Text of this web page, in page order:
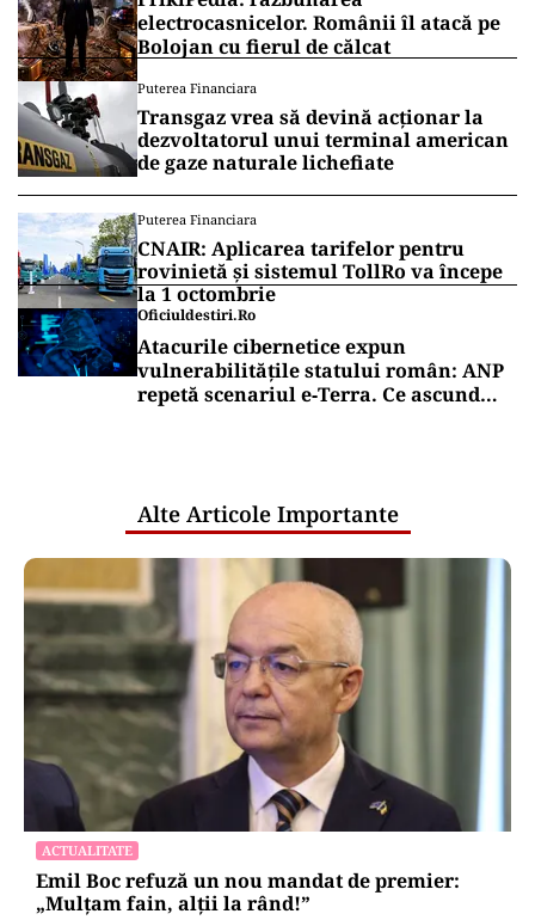
electrocasnicelor. Românii îl atacă pe
Bolojan cu fierul de călcat
Puterea Financiara
Transgaz vrea să devină acționar la
dezvoltatorul unui terminal american
de gaze naturale lichefiate
Puterea Financiara
CNAIR: Aplicarea tarifelor pentru
rovinietă și sistemul TollRo va începe
la 1 octombrie
Oficiuldestiri.ro
Atacurile cibernetice expun
vulnerabilitățile statului român: ANP
repetă scenariul e‑Terra. Ce ascund
Alte Articole Importante
ACTUALITATE
Emil Boc refuză un nou mandat de premier:
„Mulțam fain, alții la rând!”